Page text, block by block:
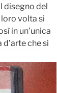
disegno del
volta si
in un’unica
che si